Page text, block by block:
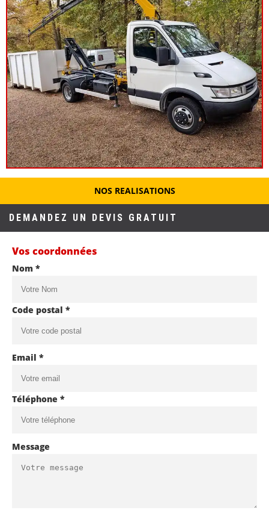
NOS REALISATIONS
DEMANDEZ UN DEVIS GRATUIT
Vos coordonnées
Nom *
Code postal *
Email *
Téléphone *
Message